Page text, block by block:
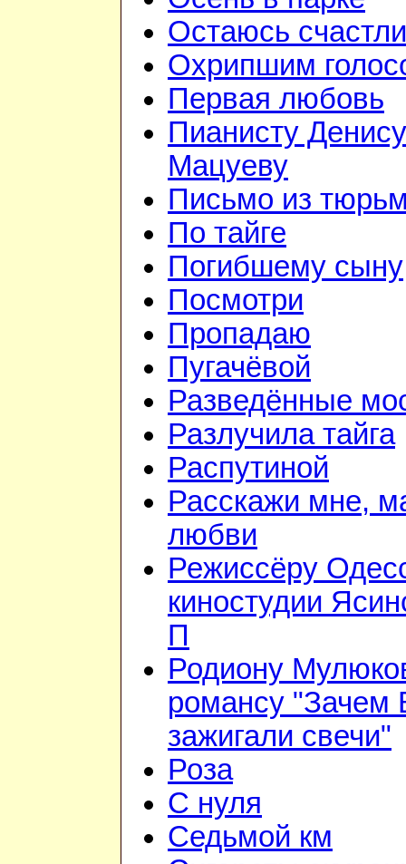
Остаюсь
Охрипшим
Первая любовь
Пианисту Денису
Мацуеву
Письмо из
По тайге
Погибшему сыну
Посмотри
Пропадаю
Пугачёвой
Разведённые
Разлучила тайга
Распутиной
Расскажи мне,
любви
Режиссёру
киностудии
П
Родиону
романсу "Зачем
зажигали свечи"
Роза
С нуля
Седьмой км